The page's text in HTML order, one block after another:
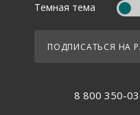
Темная тема
ПОДПИСАТЬСЯ НА
8 800 350-